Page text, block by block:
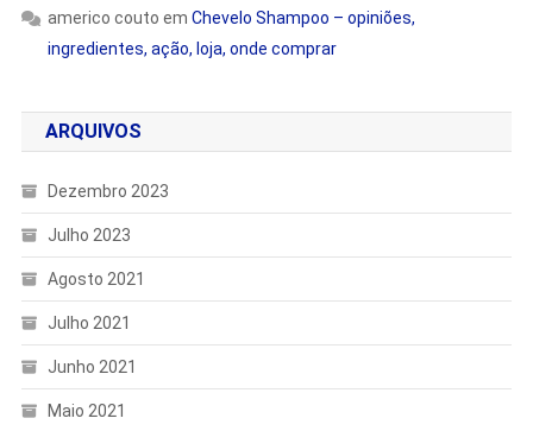
americo couto em Chevelo Shampoo – opiniões,
ingredientes, ação, loja, onde comprar
ARQUIVOS
Dezembro 2023
Julho 2023
Agosto 2021
Julho 2021
Junho 2021
Maio 2021